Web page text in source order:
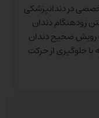
در دندانپزشکی
زودهنگام دندان
رویش صحیح دندان
جلوگیری از حرکت
و کاهش احتمال
در این مقاله با